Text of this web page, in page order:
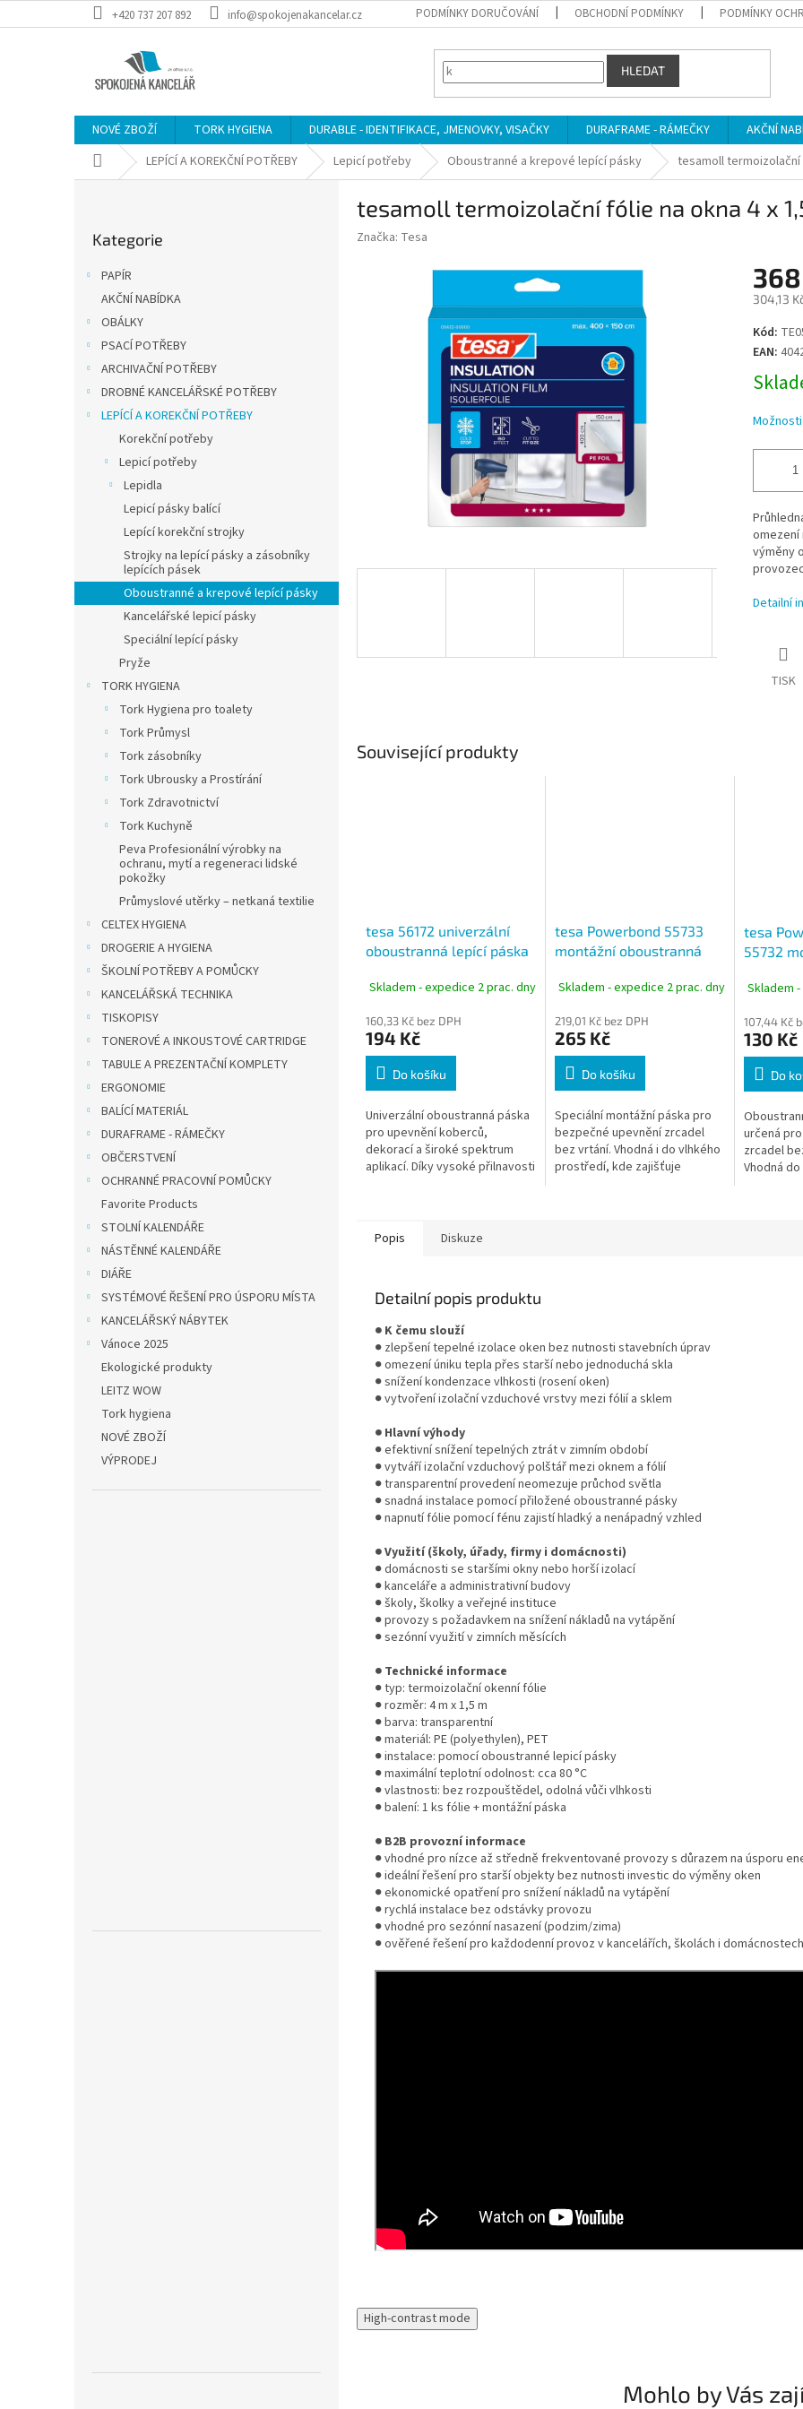
na
+420 737 207 892 info@spokojenakancelar.cz PODMÍNKY DORUČOVÁNÍ OBCHODNÍ PODMÍNKY PODMÍNKY
HLEDAT
NOVÉ ZBOŽÍ TORK HYGIENA DURABLE - IDENTIFIKACE, JMENOVKY, VISAČKY DURAFRAME - RÁMEČKY
AKČNÍ
Domů LEPÍCÍ A KOREKČNÍ POTŘEBY Lepicí potřeby Oboustranné a krepové lepící pásky tesamoll termoizolační
kategorie
Kategorie
PAPÍR
AKČNÍ NABÍDKA
OBÁLKY
PSACÍ POTŘEBY
ARCHIVAČNÍ POTŘEBY
DROBNÉ KANCELÁŘSKÉ POTŘEBY
LEPÍCÍ A KOREKČNÍ POTŘEBY
Korekční potřeby
Lepicí potřeby
Lepidla
Lepicí pásky balící
Lepící korekční strojky
Strojky na lepící pásky a zásobníky
lepících pásek
Oboustranné a krepové lepící pásky
Kancelářské lepicí pásky
Speciální lepící pásky
Pryže
TORK HYGIENA
Tork Hygiena pro toalety
Tork Průmysl
Tork zásobníky
Tork Ubrousky a Prostírání
Tork Zdravotnictví
Tork Kuchyně
Peva Profesionální výrobky na
ochranu, mytí a regeneraci lidské
pokožky
Průmyslové utěrky – netkaná textilie
CELTEX HYGIENA
DROGERIE A HYGIENA
ŠKOLNÍ POTŘEBY A POMŮCKY
KANCELÁŘSKÁ TECHNIKA
TISKOPISY
TONEROVÉ A INKOUSTOVÉ CARTRIDGE
TABULE A PREZENTAČNÍ KOMPLETY
ERGONOMIE
BALÍCÍ MATERIÁL
DURAFRAME - RÁMEČKY
OBČERSTVENÍ
OCHRANNÉ PRACOVNÍ POMŮCKY
Favorite Products
STOLNÍ KALENDÁŘE
NÁSTĚNNÉ KALENDÁŘE
DIÁŘE
SYSTÉMOVÉ ŘEŠENÍ PRO ÚSPORU MÍSTA
KANCELÁŘSKÝ NÁBYTEK
Vánoce 2025
Ekologické produkty
LEITZ WOW
Tork hygiena
NOVÉ ZBOŽÍ
VÝPRODEJ
tesamoll termoizolační fólie na okna 4 x
Značka: Tesa
304,13
Měrná
cena:
Kód:
EAN:
omezení
výměny
Detailní
TISK
Související produkty
tesa 56172 univerzální
oboustranná lepící páska
Skladem - expedice 2 prac. dny
160,33 Kč bez DPH
194 Kč
Do košíku
Univerzální oboustranná páska
pro upevnění koberců,
dekorací a široké spektrum
aplikací. Díky vysoké přilnavosti
tesa Powerbond 55733
montážní oboustranná
mm x 5 m
Skladem - expedice 2 prac. dny
219,01 Kč bez DPH
265 Kč
Do košíku
Speciální montážní páska pro
bezpečné upevnění zrcadel
bez vrtání. Vhodná i do vlhkého
prostředí, kde zajišťuje
tesa
55732
zrcadla,
Skladem
107,44 Kč
130 Kč
Do
určená
zrcadel
Vhodná
Popis Diskuze
Detailní popis produktu
● K čemu slouží
● zlepšení tepelné izolace oken bez nutnosti stavebních úprav
● omezení úniku tepla přes starší nebo jednoduchá skla
● snížení kondenzace vlhkosti (rosení oken)
● vytvoření izolační vzduchové vrstvy mezi fólií a sklem
● Hlavní výhody
● efektivní snížení tepelných ztrát v zimním období
● vytváří izolační vzduchový polštář mezi oknem a fólií
● transparentní provedení neomezuje průchod světla
● snadná instalace pomocí přiložené oboustranné pásky
● napnutí fólie pomocí fénu zajistí hladký a nenápadný vzhled
● Využití (školy, úřady, firmy i domácnosti)
● domácnosti se staršími okny nebo horší izolací
● kanceláře a administrativní budovy
● školy, školky a veřejné instituce
● provozy s požadavkem na snížení nákladů na vytápění
● sezónní využití v zimních měsících
● Technické informace
● typ: termoizolační okenní fólie
● rozměr: 4 m x 1,5 m
● barva: transparentní
● materiál: PE (polyethylen), PET
● instalace: pomocí oboustranné lepicí pásky
● maximální teplotní odolnost: cca 80 °C
● vlastnosti: bez rozpouštědel, odolná vůči vlhkosti
● balení: 1 ks fólie + montážní páska
● B2B provozní informace
● vhodné pro nízce až středně frekventované provozy s důrazem na úsporu
● ideální řešení pro starší objekty bez nutnosti investic do výměny oken
● ekonomické opatření pro snížení nákladů na vytápění
● rychlá instalace bez odstávky provozu
● vhodné pro sezónní nasazení (podzim/zima)
● ověřené řešení pro každodenní provoz v kancelářích, školách i domácnostech
High-contrast mode
Mohlo by Vás